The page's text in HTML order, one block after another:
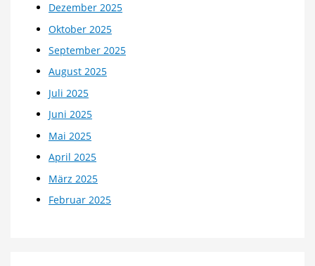
Dezember 2025
Oktober 2025
September 2025
August 2025
Juli 2025
Juni 2025
Mai 2025
April 2025
März 2025
Februar 2025